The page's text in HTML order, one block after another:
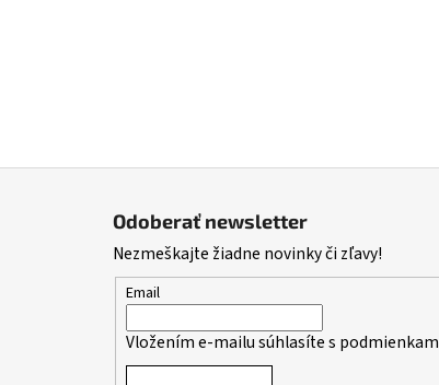
Odoberať newsletter
Nezmeškajte žiadne novinky či zľavy!
Email
Vložením e-mailu súhlasíte s